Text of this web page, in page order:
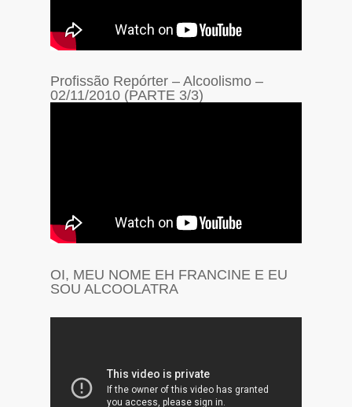
Profissão Repórter – Alcoolismo –
02/11/2010 (PARTE 3/3)
OI, MEU NOME EH FRANCINE E EU
SOU ALCOOLATRA